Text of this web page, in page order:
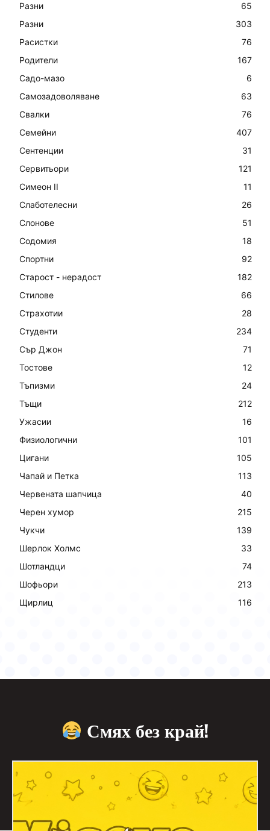
Разни
65
Разни
303
Расистки
76
Родители
167
Садо-мазо
6
Самозадоволяване
63
Свалки
76
Семейни
407
Сентенции
31
Сервитьори
121
Симеон II
11
Слаботелесни
26
Слонове
51
Содомия
18
Спортни
92
Старост - нерадост
182
Стилове
66
Страхотии
28
Студенти
234
Сър Джон
71
Тостове
12
Тъпизми
24
Тъщи
212
Ужасии
16
Физиологични
101
Цигани
105
Чапай и Петка
113
Червената шапчица
40
Черен хумор
215
Чукчи
139
Шерлок Холмс
33
Шотландци
74
Шофьори
213
Щирлиц
116
Смях без край!